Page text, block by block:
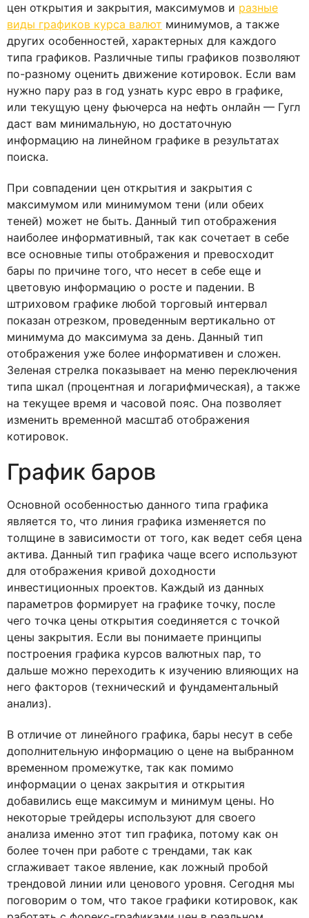
цен открытия и закрытия, максимумов и разные
виды графиков курса валют минимумов, а также
других особенностей, характерных для каждого
типа графиков. Различные типы графиков позволяют
по-разному оценить движение котировок. Если вам
нужно пару раз в год узнать курс евро в графике,
или текущую цену фьючерса на нефть онлайн — Гугл
даст вам минимальную, но достаточную
информацию на линейном графике в результатах
поиска.
При совпадении цен открытия и закрытия с
максимумом или минимумом тени (или обеих
теней) может не быть. Данный тип отображения
наиболее информативный, так как сочетает в себе
все основные типы отображения и превосходит
бары по причине того, что несет в себе еще и
цветовую информацию о росте и падении. В
штриховом графике любой торговый интервал
показан отрезком, проведенным вертикально от
минимума до максимума за день. Данный тип
отображения уже более информативен и сложен.
Зеленая стрелка показывает на меню переключения
типа шкал (процентная и логарифмическая), а также
на текущее время и часовой пояс. Она позволяет
изменить временной масштаб отображения
котировок.
График баров
Основной особенностью данного типа графика
является то, что линия графика изменяется по
толщине в зависимости от того, как ведет себя цена
актива. Данный тип графика чаще всего используют
для отображения кривой доходности
инвестиционных проектов. Каждый из данных
параметров формирует на графике точку, после
чего точка цены открытия соединяется с точкой
цены закрытия. Если вы понимаете принципы
построения графика курсов валютных пар, то
дальше можно переходить к изучению влияющих на
него факторов (технический и фундаментальный
анализ).
В отличие от линейного графика, бары несут в себе
дополнительную информацию о цене на выбранном
временном промежутке, так как помимо
информации о ценах закрытия и открытия
добавились еще максимум и минимум цены. Но
некоторые трейдеры используют для своего
анализа именно этот тип графика, потому как он
более точен при работе с трендами, так как
сглаживает такое явление, как ложный пробой
трендовой линии или ценового уровня. Сегодня мы
поговорим о том, что такое графики котировок, как